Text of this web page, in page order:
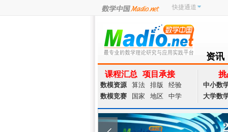
快捷通道
资讯
NEWS
课程汇总 项目承接
数模资源 算法 排版
经验
数模竞赛
国家 地区 中学
挑
中小数
大学数